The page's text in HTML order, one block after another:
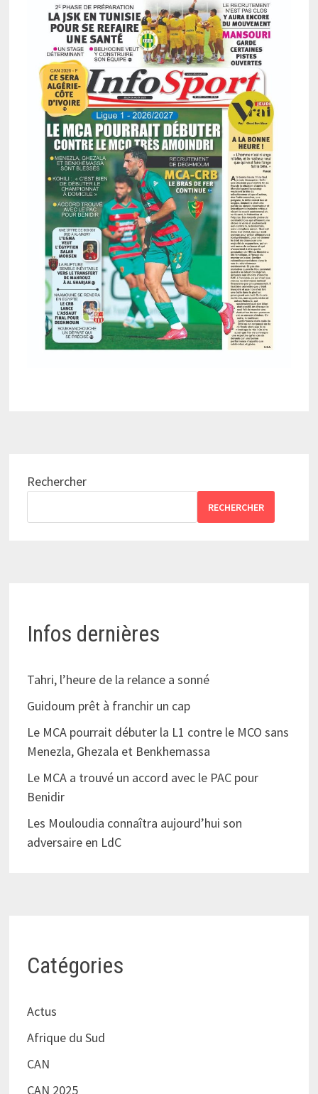
Rechercher
RECHERCHER
Infos dernières
Tahri, l’heure de la relance a sonné
Guidoum prêt à franchir un cap
Le MCA pourrait débuter la L1 contre le MCO sans
Menezla, Ghezala et Benkhemassa
Le MCA a trouvé un accord avec le PAC pour
Benidir
Les Mouloudia connaîtra aujourd’hui son
adversaire en LdC
Catégories
Actus
Afrique du Sud
CAN
CAN 2025